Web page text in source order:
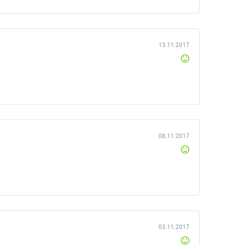
13.11.2017
08.11.2017
03.11.2017